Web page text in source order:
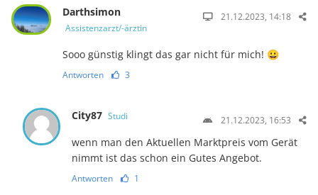
Darthsimon
Assistenzarzt/-ärztin
21.12.2023, 14:18
Sooo günstig klingt das gar nicht für mich! 😀
Antworten 3
City87 Studi 21.12.2023, 16:53
wenn man den Aktuellen Marktpreis vom Gerät
nimmt ist das schon ein Gutes Angebot.
Antworten 1